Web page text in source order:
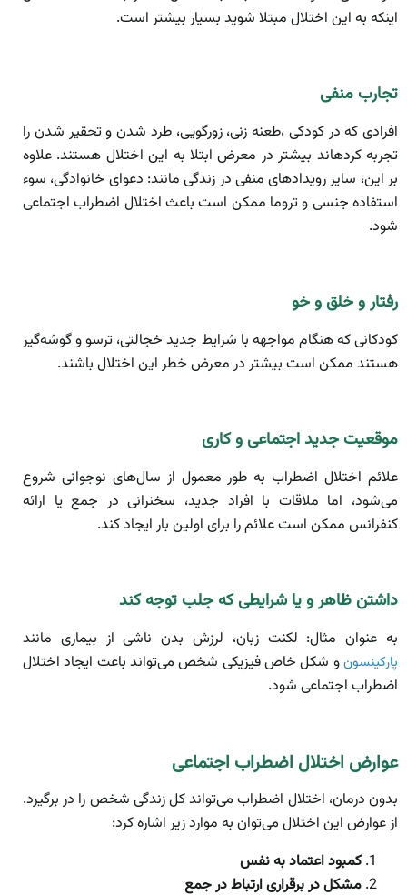
اینکه به این اختلال مبتلا شوید بسیار بیشتر است.
تجارب منفی
افرادی که در کودکی ،طعنه زنی، زورگویی، طرد شدن و تحقیر شدن را
تجربه کرد‌هاند بیشتر در معرض ابتلا به این اختلال هستند. علاوه
بر این، سایر رویداد‌های منفی در زندگی مانند: دعوای خانوادگی، سوء
استفاده جنسی و تروما ممکن است باعث اختلال اضطراب اجتماعی
شود.
رفتار و خلق و خو
کودکانی که هنگام مواجهه با شرایط جدید خجالتی، ترسو و گوشه‌گیر
هستند ممکن است بیشتر در معرض خطر این اختلال باشند.
موقعیت جدید اجتماعی و کاری
علائم اختلال اضطراب به طور معمول از سال‌های نوجوانی شروع
می‌شود، اما ملاقات با افراد جدید، سخنرانی در جمع یا ارائه
کنفرانس ممکن است علائم را برای اولین بار ایجاد کند.
داشتن ظاهر و یا شرایطی که جلب توجه کند
به عنوان مثال: لکنت زبان، لرزش بدن ناشی از بیماری مانند
پارکینسونو شکل خاص فیزیکی شخص می‌تواند باعث ایجاد اختلال
اضطراب اجتماعی شود.
عوارض اختلال اضطراب اجتماعی
بدون درمان، اختلال اضطراب می‌تواند کل زندگی شخص را در برگیرد.
از عوارض این اختلال می‌توان به موارد زیر اشاره کرد:
کمبود اعتماد به نفس
مشکل در برقراری ارتباط در جمع